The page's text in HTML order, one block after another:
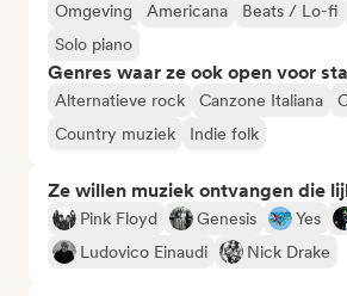
Omgeving Americana Beats / Lo-fi
Solo piano
Genres waar ze ook open voor
Alternatieve rock Canzone Italiana
Country muziek
Indie folk
Ze willen muziek ontvangen die
Pink Floyd Genesis Yes
Ludovico Einaudi
Nick Drake